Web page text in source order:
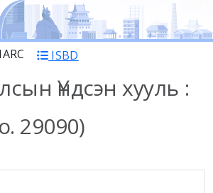
ISBD
Үндсэн хууль :
29090)